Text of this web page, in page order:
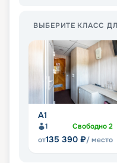
ВЫБЕРИТЕ КЛАСС
А1
1 Свободно2
от135 390 ₽/ место